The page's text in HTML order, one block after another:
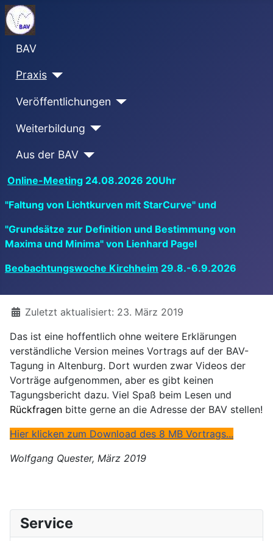
BAV
Praxis
Veröffentlichungen
Weiterbildung
Aus der BAV
Online-Meeting 24.08.2026 20Uhr
"Faltung von Lichtkurven mit StarCurve" und
"Grundsätze zur Definition und Bestimmung von
Maxima und Minima" von Lienhard Pagel
Beobachtungswoche Kirchheim 29.8.-6.9.2026
DetailsZuletzt aktualisiert: 23. März 2019
Das ist eine hoffentlich ohne weitere Erklärungen
verständliche Version meines Vortrags auf der BAV-
Tagung in Altenburg. Dort wurden zwar Videos der
Vorträge aufgenommen, aber es gibt keinen
Tagungsbericht dazu. Viel Spaß beim Lesen und
Rückfragen bitte gerne an die Adresse der BAV stellen!
Hier klicken zum Download des 8 MB Vortrags...
Wolfgang Quester, März 2019
Service